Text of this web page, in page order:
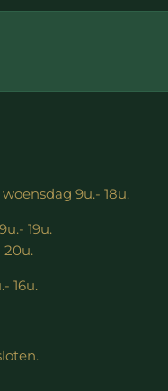
9u.- 18u.
19u.
20u.
16u.